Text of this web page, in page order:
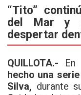
ce
o
o
k
tt
er
at
s
A
p
p
“Tito”
del Mar y
despertar
QUILLOTA.-
hecho una
Silva, durante